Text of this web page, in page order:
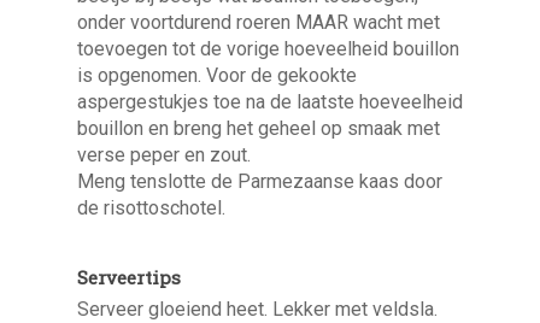
onder voortdurend roeren MAAR wacht met
toevoegen tot de vorige hoeveelheid bouillon
is opgenomen. Voor de gekookte
aspergestukjes toe na de laatste hoeveelheid
bouillon en breng het geheel op smaak met
verse peper en zout.
Meng tenslotte de Parmezaanse kaas door
de risottoschotel.
Serveertips
Serveer gloeiend heet. Lekker met veldsla.